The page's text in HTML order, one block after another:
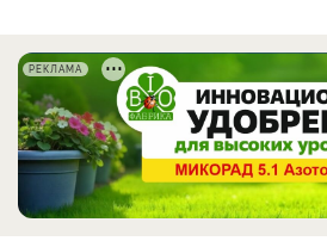
РЕКЛАМА